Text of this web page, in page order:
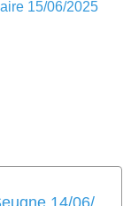
Résultats Trail des Coteaux de la Seugne 14/06/2025